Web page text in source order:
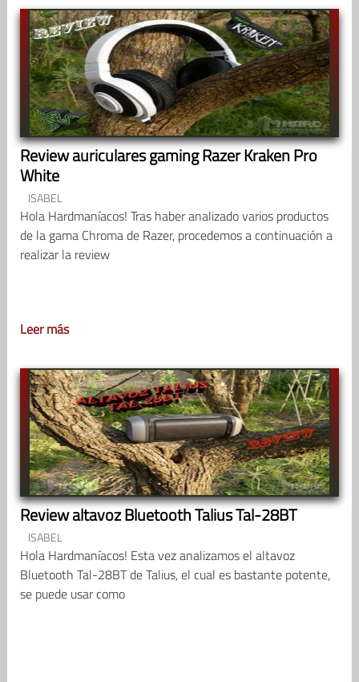
Review auriculares gaming Razer Kraken Pro
White
ISABEL
Hola Hardmaníacos! Tras haber analizado varios productos
de la gama Chroma de Razer, procedemos a continuación a
realizar la review
Leer más
Review altavoz Bluetooth Talius Tal-28BT
ISABEL
Hola Hardmaníacos! Esta vez analizamos el altavoz
Bluetooth Tal-28BT de Talius, el cual es bastante potente,
se puede usar como